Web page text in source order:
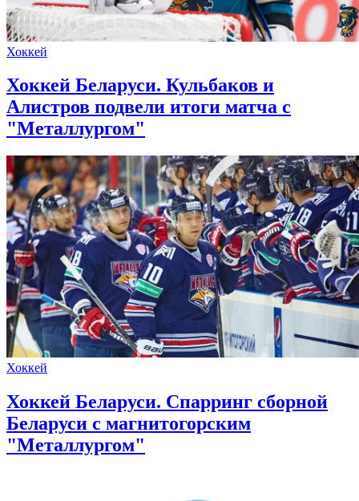
Хоккей
Хоккей Беларуси. Кульбаков и
Алистров подвели итоги матча с
"Металлургом"
Хоккей
Хоккей Беларуси. Спарринг сборной
Беларуси с магнитогорским
"Металлургом"